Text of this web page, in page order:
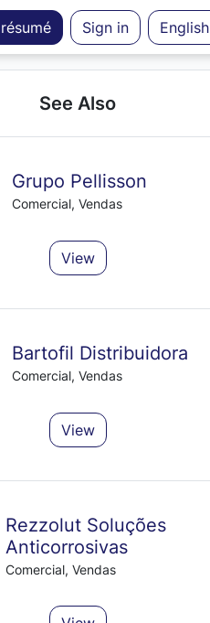
résumé Sign in English
See Also
Grupo Pellisson
Comercial, Vendas
View
Bartofil Distribuidora
Comercial, Vendas
View
Rezzolut Soluções
Anticorrosivas
Comercial, Vendas